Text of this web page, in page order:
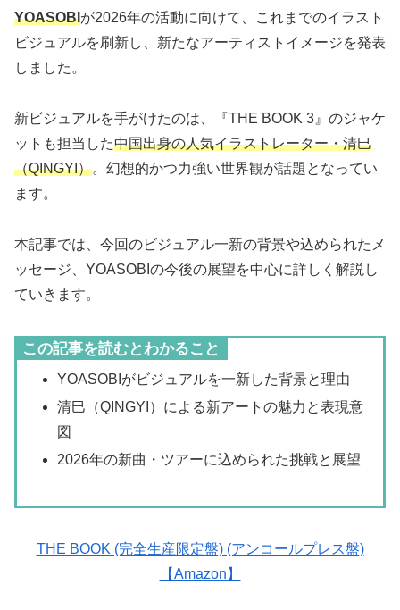
YOASOBIが2026年の活動に向けて、これまでのイラスト
ビジュアルを刷新し、新たなアーティストイメージを発表
しました。
新ビジュアルを手がけたのは、『THE BOOK 3』のジャケ
ットも担当した中国出身の人気イラストレーター・清巳
（QINGYI）。幻想的かつ力強い世界観が話題となってい
ます。
本記事では、今回のビジュアル一新の背景や込められたメ
ッセージ、YOASOBIの今後の展望を中心に詳しく解説し
ていきます。
この記事を読むとわかること
YOASOBIがビジュアルを一新した背景と理由
清巳（QINGYI）による新アートの魅力と表現意
図
2026年の新曲・ツアーに込められた挑戦と展望
THE BOOK (完全生産限定盤) (アンコールプレス盤)
【Amazon】